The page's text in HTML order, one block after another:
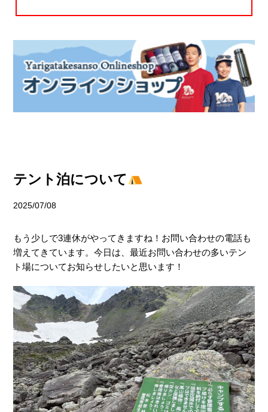
テント泊について
2025/07/08
もう少しで3連休がやってきますね！お問い合わせの電話も
増えてきています。今日は、最近お問い合わせの多いテン
ト場についてお知らせしたいと思います！